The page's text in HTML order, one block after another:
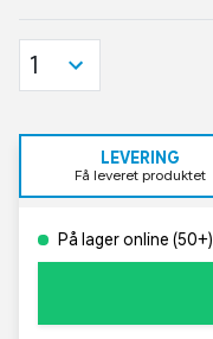
1
LEVERING
Få leveret produktet
På lager online (50+)